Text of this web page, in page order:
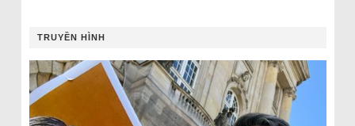
TRUYỀN HÌNH